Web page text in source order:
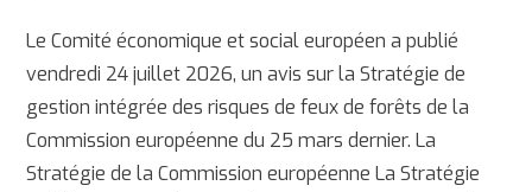
Le Comité économique et social européen a publié
vendredi 24 juillet 2026, un avis sur la Stratégie de
gestion intégrée des risques de feux de forêts de la
Commission européenne du 25 mars dernier. La
Stratégie de la Commission européenne La Stratégie